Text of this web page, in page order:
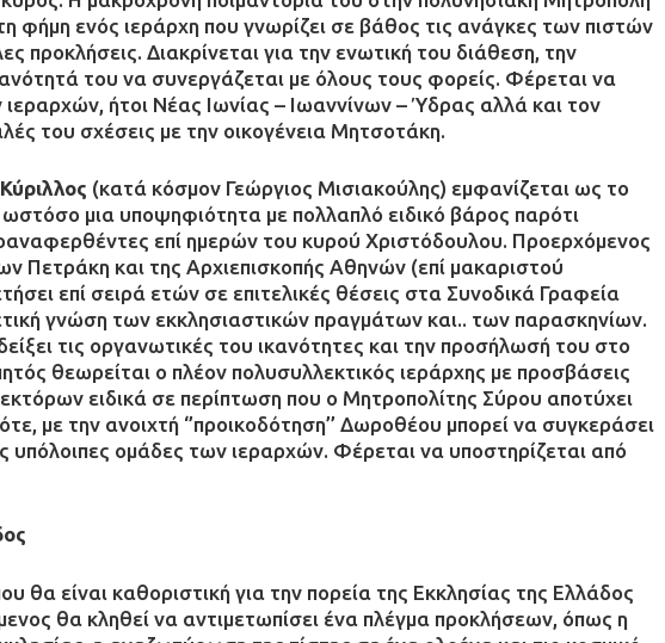
φήμη ενός ιεράρχη που γνωρίζει σε βάθος τις ανάγκες των πιστών
προκλήσεις. Διακρίνεται για την ενωτική του διάθεση, την
του να συνεργάζεται με όλους τους φορείς. Φέρεται να
ιεραρχών, ήτοι Νέας Ιωνίας – Ιωαννίνων – Ύδρας αλλά και τον
του σχέσεις με την οικογένεια Μητσοτάκη.
(κατά κόσμον Γεώργιος Μισιακούλης) εμφανίζεται ως το
μια υποψηφιότητα με πολλαπλό ειδικό βάρος παρότι
επί ημερών του κυρού Χριστόδουλου. Προερχόμενος
Πετράκη και της Αρχιεπισκοπής Αθηνών (επί μακαριστού
επί σειρά ετών σε επιτελικές θέσεις στα Συνοδικά Γραφεία
γνώση των εκκλησιαστικών πραγμάτων και.. των παρασκηνίων.
τις οργανωτικές του ικανότητες και την προσήλωσή του στο
θεωρείται ο πλέον πολυσυλλεκτικός ιεράρχης με προσβάσεις
ειδικά σε περίπτωση που ο Μητροπολίτης Σύρου αποτύχει
με την ανοιχτή ‘’προικοδότηση’’ Δωροθέου μπορεί να συγκεράσει
υπόλοιπες ομάδες των ιεραρχών. Φέρεται να υποστηρίζεται από
θα είναι καθοριστική για την πορεία της Εκκλησίας της Ελλάδος
θα κληθεί να αντιμετωπίσει ένα πλέγμα προκλήσεων, όπως η